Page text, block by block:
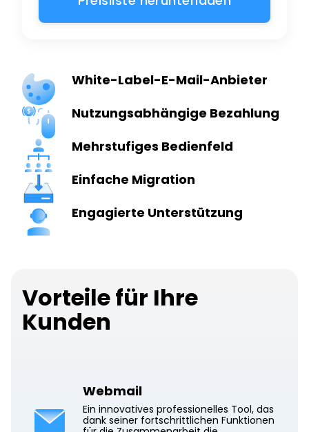
White-Label-E-Mail-Anbieter
Nutzungsabhängige Bezahlung
Mehrstufiges Bedienfeld
Einfache Migration
Engagierte Unterstützung
Vorteile für Ihre
Kunden
Webmail
Ein innovatives professionelles Tool, das
dank seiner fortschrittlichen Funktionen